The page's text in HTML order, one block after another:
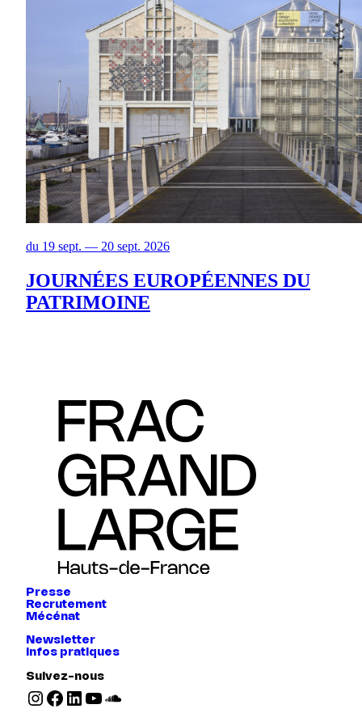
du 19 sept. — 20 sept. 2026
JOURNÉES EUROPÉENNES DU
PATRIMOINE
Presse
Recrutement
Mécénat
Newsletter
Infos pratiques
Suivez-nous
Instagram Facebook LinkedIn YouTube SoundCloud